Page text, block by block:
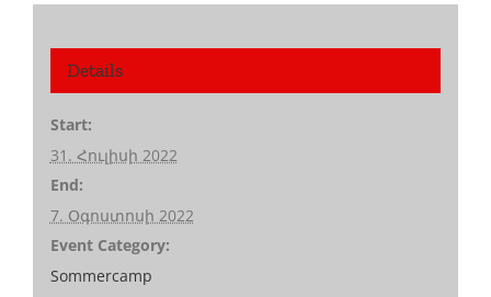
Details
Start:
31. Հուլիսի 2022
End:
7. Օգոստոսի 2022
Event Category:
Sommercamp